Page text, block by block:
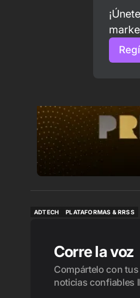
ADTECH
PLATAFORMAS & RRSS
Corre la voz
Compártelo con
noticias confiables